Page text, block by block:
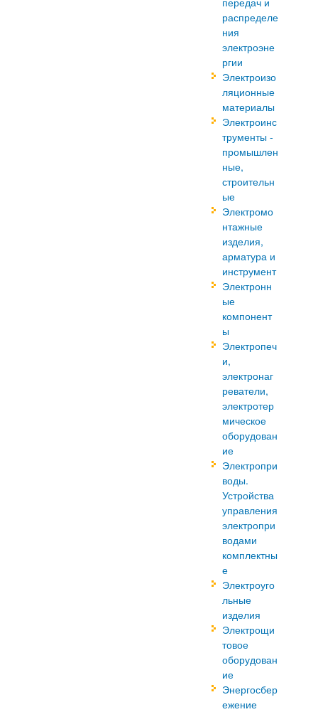
распределе
ния
электроэне
ргии
Электроизо
ляционные
материалы
Электроинс
трументы -
промышлен
ные,
строительн
ые
Электромо
нтажные
изделия,
арматура и
инструмент
Электронн
ые
компонент
ы
Электропеч
и,
электронаг
реватели,
электротер
мическое
оборудован
ие
Электропри
воды.
Устройства
управления
электропри
водами
комплектны
е
Электроуго
льные
изделия
Электрощи
товое
оборудован
ие
Энергосбер
ежение